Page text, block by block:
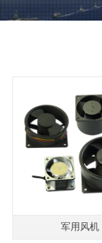
军用风机